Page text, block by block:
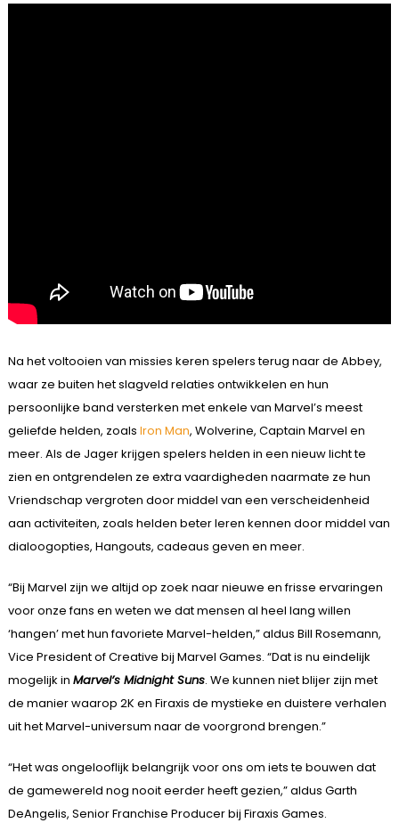
Na het voltooien van missies keren spelers terug naar de Abbey,
waar ze buiten het slagveld relaties ontwikkelen en hun
persoonlijke band versterken met enkele van Marvel’s meest
geliefde helden, zoals Iron Man, Wolverine, Captain Marvel en
meer. Als de Jager krijgen spelers helden in een nieuw licht te
zien en ontgrendelen ze extra vaardigheden naarmate ze hun
Vriendschap vergroten door middel van een verscheidenheid
aan activiteiten, zoals helden beter leren kennen door middel van
dialoogopties, Hangouts, cadeaus geven en meer.
“Bij Marvel zijn we altijd op zoek naar nieuwe en frisse ervaringen
voor onze fans en weten we dat mensen al heel lang willen
‘hangen’ met hun favoriete Marvel-helden,” aldus Bill Rosemann,
Vice President of Creative bij Marvel Games. “Dat is nu eindelijk
mogelijk in Marvel’s Midnight Suns. We kunnen niet blijer zijn met
de manier waarop 2K en Firaxis de mystieke en duistere verhalen
uit het Marvel-universum naar de voorgrond brengen.”
“Het was ongelooflijk belangrijk voor ons om iets te bouwen dat
de gamewereld nog nooit eerder heeft gezien,” aldus Garth
DeAngelis, Senior Franchise Producer bij Firaxis Games.